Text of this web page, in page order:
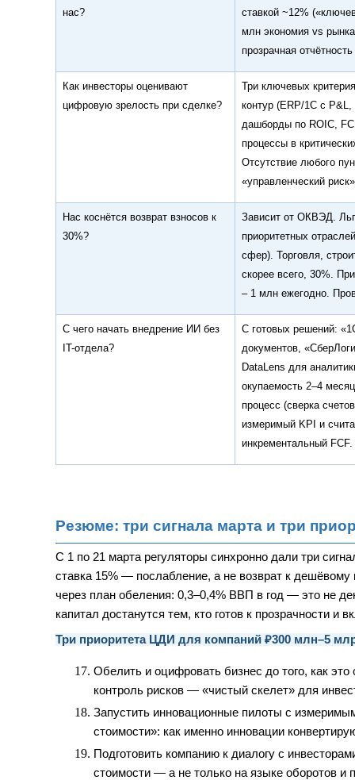
нас?
ставкой ~12%
млн экономия vs
прозрачная
Как инвесторы оценивают
цифровую зрелость при сделке?
Три ключевых
контур (ERP/1С с
дашборды по ROIC,
процессы в
Отсутствие любого
«управленческий
Нас коснётся возврат взносов к
30%?
Зависит от ОКВЭД.
приоритетных
сфер). Торговля,
скорее всего, 30%.
– 1 млн ежегодно.
С чего начать внедрение ИИ без
IT-отдела?
С готовых решений:
документов,
DataLens для
окупаемость 2–4
процесс (сверка
измеримый KPI и
инкрементальный FCF.
Резюме: три сигнала марта и три
С 1 по 21 марта регуляторы синхронно дали три
ставка 15% — послабление, а не возврат к
через план обеления: 0,3–0,4% ВВП в год — это не
капитал достанутся тем, кто готов к прозрачности и
Три приоритета ЦДИ для компаний ₽300 млн–5
Обелить и оцифровать бизнес до того, как
контроль рисков — «чистый скелет» для
Запустить инновационные пилоты с
стоимости»: как именно инновации
Подготовить компанию к диалогу с
стоимости — а не только на языке оборотов и